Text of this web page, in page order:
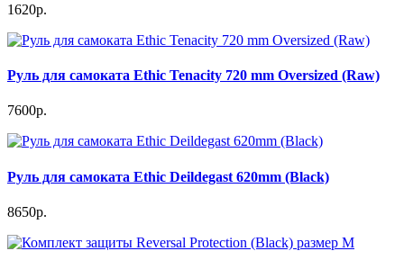
1620р.
Руль для самоката Ethic Tenacity 720 mm Oversized (Raw)
7600р.
Руль для самоката Ethic Deildegast 620mm (Black)
8650р.